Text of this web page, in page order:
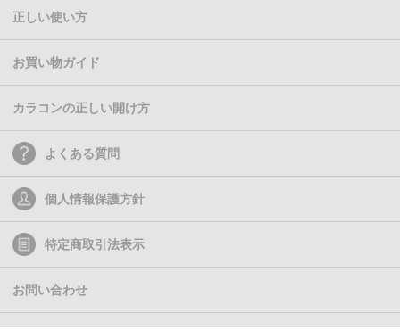
正しい使い方
お買い物ガイド
カラコンの正しい開け方
よくある質問
個人情報保護方針
特定商取引法表示
お問い合わせ